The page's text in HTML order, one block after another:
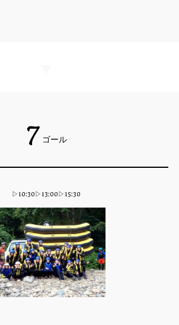
7 ゴール
▷10:30▷13:00▷15:30